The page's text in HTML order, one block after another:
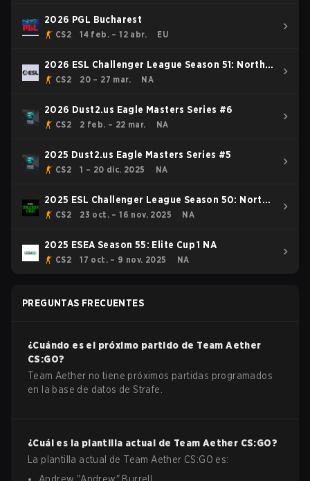
2026 PGL Bucharest
CS2 14 feb. – 12 abr. EU
2026 ESL Challenger League Season 51: North
America - Cup #2
CS2 20 – 27 mar. NA
2026 Dust2.us Eagle Masters Series #6
CS2 2 feb. – 22 mar. NA
2025 Dust2.us Eagle Masters Series #5
CS2 1 – 20 dic. 2025 NA
2025 ESL Challenger League Season 50: North
America - Cup #4
CS2 23 oct. – 16 nov. 2025 NA
2025 ESEA Season 55: Elite Cup 1 NA
CS2 17 oct. – 9 nov. 2025 NA
PREGUNTAS FRECUENTES
¿Cuándo es el próximo partido de Team Aether
CS:GO?
Team Aether no tiene próximos partidas programados
en la base de datos de Strafe.
¿Cuál es la plantilla actual de Team Aether CS:GO?
La plantilla actual de Team Aether CS:GO es: